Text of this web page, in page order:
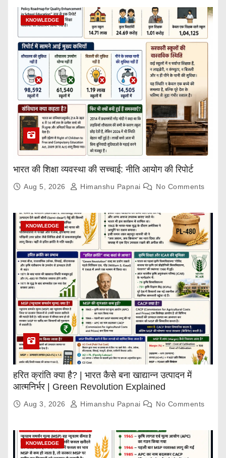
KNOWLEDGE
भारत की शिक्षा व्यवस्था की सच्चाई: नीति आयोग की रिपोर्ट
Aug 5, 2026 Himanshu Papnai No Comments
KNOWLEDGE
हरित क्रांति क्या है? | भारत कैसे बना खाद्यान्न उत्पादन में
आत्मनिर्भर | Green Revolution Explained
Aug 3, 2026 Himanshu Papnai No Comments
KNOWLEDGE